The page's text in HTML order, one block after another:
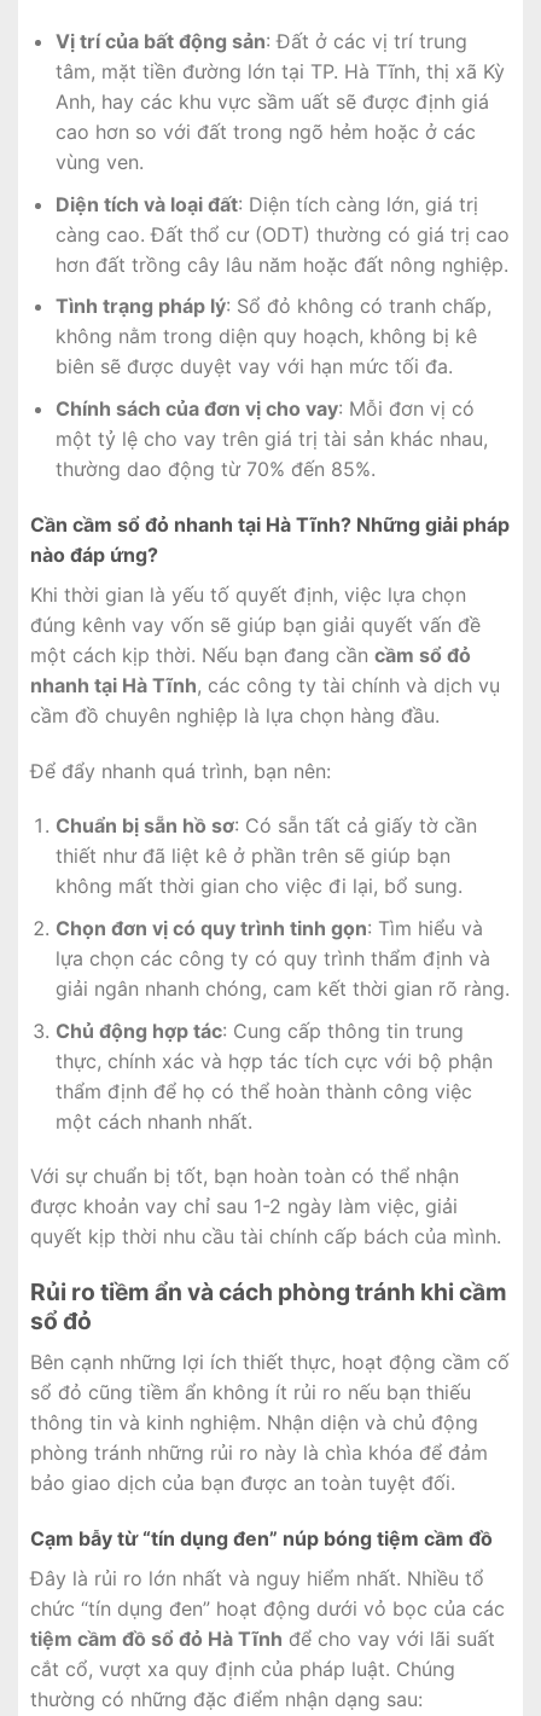
Vị trí của bất động sản: Đất ở các vị trí trung
tâm, mặt tiền đường lớn tại TP. Hà Tĩnh, thị xã Kỳ
Anh, hay các khu vực sầm uất sẽ được định giá
cao hơn so với đất trong ngõ hẻm hoặc ở các
vùng ven.
Diện tích và loại đất: Diện tích càng lớn, giá trị
càng cao. Đất thổ cư (ODT) thường có giá trị cao
hơn đất trồng cây lâu năm hoặc đất nông nghiệp.
Tình trạng pháp lý: Sổ đỏ không có tranh chấp,
không nằm trong diện quy hoạch, không bị kê
biên sẽ được duyệt vay với hạn mức tối đa.
Chính sách của đơn vị cho vay: Mỗi đơn vị có
một tỷ lệ cho vay trên giá trị tài sản khác nhau,
thường dao động từ 70% đến 85%.
Cần cầm sổ đỏ nhanh tại Hà Tĩnh? Những giải pháp
nào đáp ứng?
Khi thời gian là yếu tố quyết định, việc lựa chọn
đúng kênh vay vốn sẽ giúp bạn giải quyết vấn đề
một cách kịp thời. Nếu bạn đang cần cầm sổ đỏ
nhanh tại Hà Tĩnh, các công ty tài chính và dịch vụ
cầm đồ chuyên nghiệp là lựa chọn hàng đầu.
Để đẩy nhanh quá trình, bạn nên:
Chuẩn bị sẵn hồ sơ: Có sẵn tất cả giấy tờ cần
thiết như đã liệt kê ở phần trên sẽ giúp bạn
không mất thời gian cho việc đi lại, bổ sung.
Chọn đơn vị có quy trình tinh gọn: Tìm hiểu và
lựa chọn các công ty có quy trình thẩm định và
giải ngân nhanh chóng, cam kết thời gian rõ ràng.
Chủ động hợp tác: Cung cấp thông tin trung
thực, chính xác và hợp tác tích cực với bộ phận
thẩm định để họ có thể hoàn thành công việc
một cách nhanh nhất.
Với sự chuẩn bị tốt, bạn hoàn toàn có thể nhận
được khoản vay chỉ sau 1-2 ngày làm việc, giải
quyết kịp thời nhu cầu tài chính cấp bách của mình.
Rủi ro tiềm ẩn và cách phòng tránh khi cầm
sổ đỏ
Bên cạnh những lợi ích thiết thực, hoạt động cầm cố
sổ đỏ cũng tiềm ẩn không ít rủi ro nếu bạn thiếu
thông tin và kinh nghiệm. Nhận diện và chủ động
phòng tránh những rủi ro này là chìa khóa để đảm
bảo giao dịch của bạn được an toàn tuyệt đối.
Cạm bẫy từ “tín dụng đen” núp bóng tiệm cầm đồ
Đây là rủi ro lớn nhất và nguy hiểm nhất. Nhiều tổ
chức “tín dụng đen” hoạt động dưới vỏ bọc của các
tiệm cầm đồ sổ đỏ Hà Tĩnh để cho vay với lãi suất
cắt cổ, vượt xa quy định của pháp luật. Chúng
thường có những đặc điểm nhận dạng sau: